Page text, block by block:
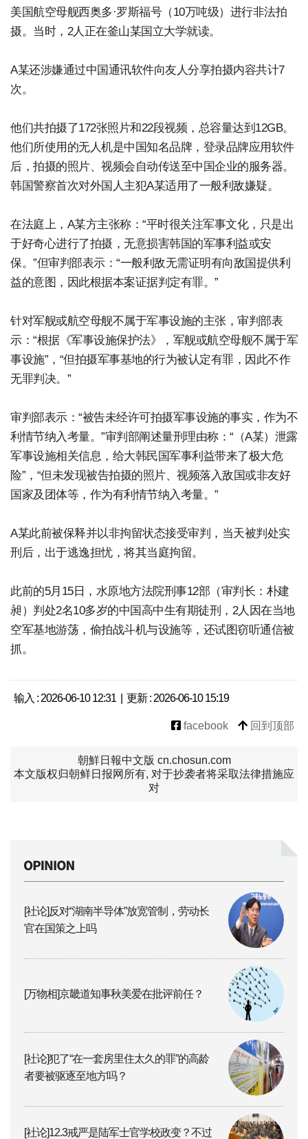
美国航空母舰西奥多·罗斯福号（10万吨级）进行非法拍
摄。当时，2人正在釜山某国立大学就读。
A某还涉嫌通过中国通讯软件向友人分享拍摄内容共计7
次。
他们共拍摄了172张照片和22段视频，总容量达到12GB。
他们所使用的无人机是中国知名品牌，登录品牌应用软件
后，拍摄的照片、视频会自动传送至中国企业的服务器。
韩国警察首次对外国人主犯A某适用了一般利敌嫌疑。
在法庭上，A某方主张称：“平时很关注军事文化，只是出
于好奇心进行了拍摄，无意损害韩国的军事利益或安
保。”但审判部表示：“一般利敌无需证明有向敌国提供利
益的意图，因此根据本案证据判定有罪。”
针对军舰或航空母舰不属于军事设施的主张，审判部表
示：“根据《军事设施保护法》，军舰或航空母舰不属于军
事设施”，“但拍摄军事基地的行为被认定有罪，因此不作
无罪判决。”
审判部表示：“被告未经许可拍摄军事设施的事实，作为不
利情节纳入考量。”审判部阐述量刑理由称：“（A某）泄露
军事设施相关信息，给大韩民国军事利益带来了极大危
险”，“但未发现被告拍摄的照片、视频落入敌国或非友好
国家及团体等，作为有利情节纳入考量。”
A某此前被保释并以非拘留状态接受审判，当天被判处实
刑后，出于逃逸担忧，将其当庭拘留。
此前的5月15日，水原地方法院刑事12部（审判长：朴建
昶）判处2名10多岁的中国高中生有期徒刑，2人因在当地
空军基地游荡，偷拍战斗机与设施等，还试图窃听通信被
抓。
输入 : 2026-06-10 12:31 | 更新 : 2026-06-10 15:19
facebook 回到顶部
朝鮮日報中文版 cn.chosun.com
本文版权归朝鲜日报网所有, 对于抄袭者将采取法律措施应
对
[社论]反对“湖南半导体”放宽管制，劳动长
官在国策之上吗
[万物相]京畿道知事秋美爱在批评前任？
[社论]犯了“在一套房里住太久的罪”的高龄
者要被驱逐至地方吗？
[社论]12.3戒严是陆军士官学校政变？不过